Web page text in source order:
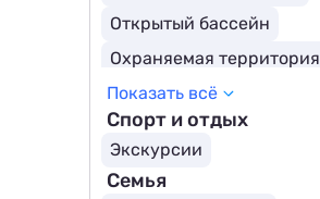
Открытый бассейн
Охраняемая территория
Бассейн
Показать всё
Спорт и отдых
Экскурсии
Семья